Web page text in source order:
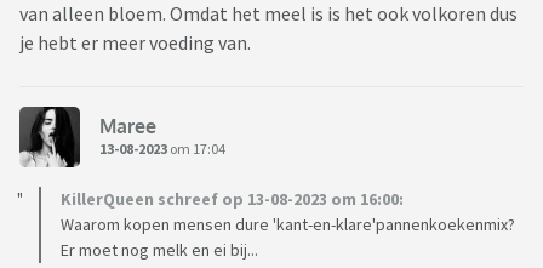
van alleen bloem. Omdat het meel is is het ook volkoren dus
je hebt er meer voeding van.
Maree
13-08-2023 om 17:04
KillerQueen schreef op 13-08-2023 om 16:00:
Waarom kopen mensen dure 'kant-en-klare'pannenkoekenmix?
Er moet nog melk en ei bij...